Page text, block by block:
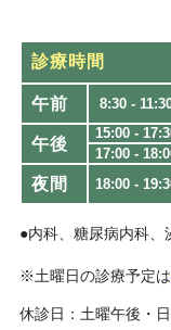
診療時間
午前 8:30 -
午後
15:00 -
17:00 -
夜間 18:00 -
●内科、糖尿病内科、
※土曜日の診療予定は
休診日：土曜午後・